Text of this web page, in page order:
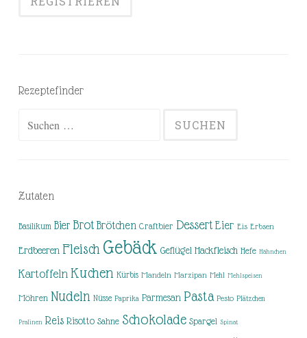
Rezeptefinder
Zutaten
Basilikum Bier Brot Brötchen Craftbier Dessert Eier Eis Erbsen
Erdbeeren Fleisch Gebäck Geflügel Hackfleisch Hefe Hähnchen
Kartoffeln Kuchen Kürbis Mandeln Marzipan Mehl Mehlspeisen
Möhren Nudeln Nüsse Paprika Parmesan Pasta Pesto Plätzchen
Pralinen Reis Risotto Sahne Schokolade Spargel Spinat